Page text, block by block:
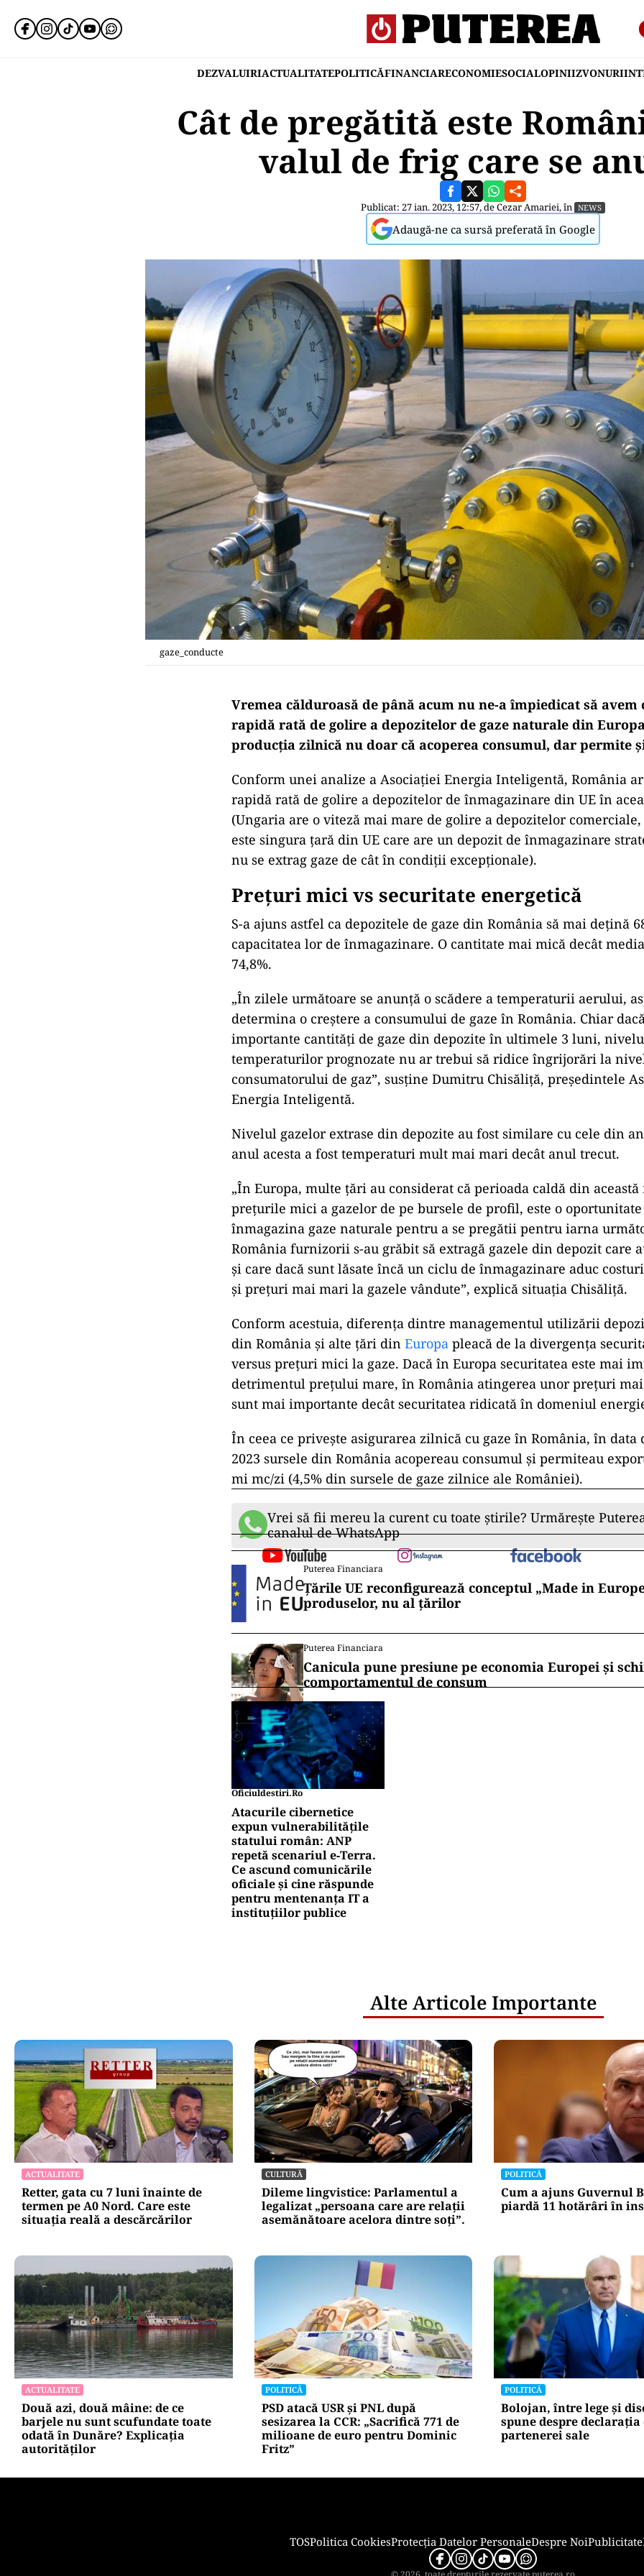
DEZVALUIRIACTUALITATEPOLITICĂFINANCIARECONOMIESOCIALOPINIIZVONURI
Cât de pregătită este
valul de frig care se
Publicat: 27 ian. 2023, 12:57, deCezar Amariei, în NEWS
Adaugă-ne ca sursă preferată în Google
gaze_conducte
Vremea călduroasă de până acum nu ne-a împiedicat să avem
rapidă rată de golire a depozitelor de gaze naturale din
producția zilnică nu doar că acoperea consumul, dar permite
Conform unei analize a Asociației Energia Inteligentă, România
rapidă rată de golire a depozitelor de înmagazinare din UE în
(Ungaria are o viteză mai mare de golire a depozitelor
este singura țară din UE care are un depozit de înmagazinare
nu se extrag gaze de cât în condiții excepționale).
ad
Prețuri mici vs securitate energetică
capacitatea lor de înmagazinare. O cantitate mai mică decât media
74,8%.
„În zilele următoare se anunță o scădere a temperaturii aerului,
determina o creștere a consumului de gaze în România. Chiar
importante cantități de gaze din depozite în ultimele 3 luni, nivelul
consumatorului de gaz”, susține Dumitru Chisăliță, președintele
Energia Inteligentă.
Nivelul gazelor extrase din depozite au fost similare cu cele din
anul acesta a fost temperaturi mult mai mari decât anul trecut.
„În Europa, multe țări au considerat că perioada caldă din
prețurile mici a gazelor de pe bursele de profil, este o oportunitate
înmagazina gaze naturale pentru a se pregătii pentru iarna
România furnizorii s-au grăbit să extragă gazele din depozit care
și care dacă sunt lăsate încă un ciclu de înmagazinare aduc
și prețuri mai mari la gazele vândute”, explică situația Chisăliță.
Conform acestuia, diferența dintre managementul utilizării
din România și alte țări dinEuropapleacă de la divergența
versus prețuri mici la gaze. Dacă în Europa securitatea este mai
detrimentul prețului mare, în România atingerea unor prețuri
sunt mai importante decât securitatea ridicată în domeniul
În ceea ce privește asigurarea zilnică cu gaze în România, în data
2023 sursele din România acopereau consumul și permiteau
mi mc/zi (4,5% din sursele de gaze zilnice ale României).
Vrei să fii mereu la curent cu toate știrile? Urmărește
canalul de WhatsApp
Puterea Financiara
Țările UE reconfigurează conceptul „Made in
produselor, nu al țărilor
Puterea Financiara
Canicula pune presiune pe economia Europei și
Oficiuldestiri.ro
Atacurile cibernetice
expun vulnerabilitățile
statului român: ANP
repetă scenariul e‑Terra.
Ce ascund comunicările
oficiale și cine răspunde
pentru mentenanța IT a
instituțiilor publice
ACTUALITATE
Retter, gata cu 7 luni înainte de
termen pe A0 Nord. Care este
CULTURĂ
Dileme lingvistice: Parlamentul a
legalizat „persoana care are relații
POLITICĂ
Cum a ajuns Guvernul